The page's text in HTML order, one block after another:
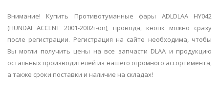
Внимание! Купить Противотуманные фары ADLDLAA HY042
(HUNDAI ACCENT 2001-2002г-on), провода, кнопк можно сразу
после регистрации. Регистрация на сайте необходима, чтобы
Вы могли получить цены на все запчасти DLAA и продукцию
остальных производителей из нашего огромного ассортимента,
а также сроки поставки и наличие на складах!